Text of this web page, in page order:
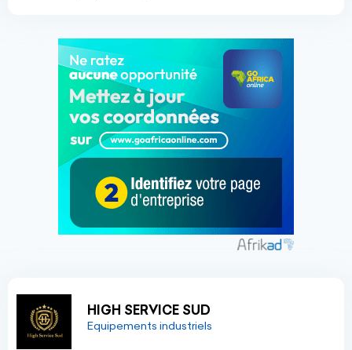
HIGH SERVICE SUD
Equipements industriels